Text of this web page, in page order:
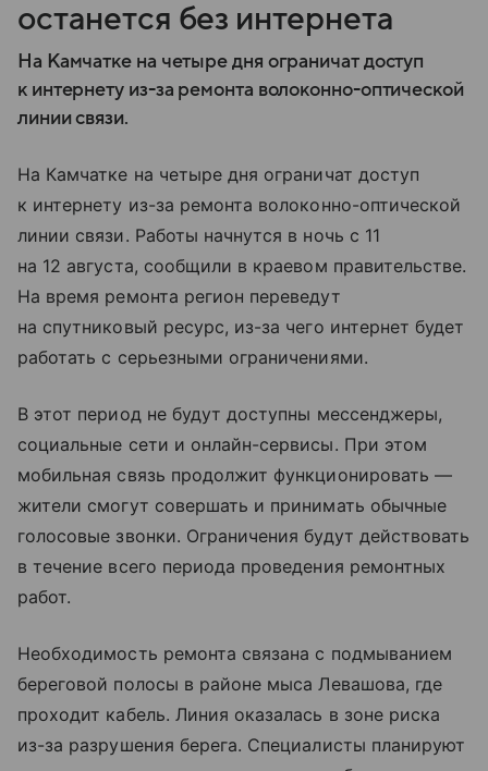
останется без интернета
На Камчатке на четыре дня ограничат доступ
к интернету из-за ремонта волоконно-оптической
линии связи.
На Камчатке на четыре дня ограничат доступ
к интернету из-за ремонта волоконно-оптической
линии связи. Работы начнутся в ночь с 11
на 12 августа, сообщили в краевом правительстве.
На время ремонта регион переведут
на спутниковый ресурс, из-за чего интернет будет
работать с серьезными ограничениями.
В этот период не будут доступны мессенджеры,
социальные сети и онлайн-сервисы. При этом
мобильная связь продолжит функционировать —
жители смогут совершать и принимать обычные
голосовые звонки. Ограничения будут действовать
в течение всего периода проведения ремонтных
работ.
Необходимость ремонта связана с подмыванием
береговой полосы в районе мыса Левашова, где
проходит кабель. Линия оказалась в зоне риска
из-за разрушения берега. Специалисты планируют